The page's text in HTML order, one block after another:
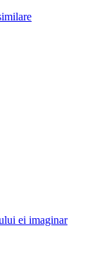
ei imaginar